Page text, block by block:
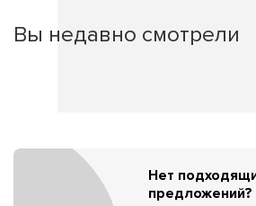
Вы недавно смотрели
Нет
предложений?